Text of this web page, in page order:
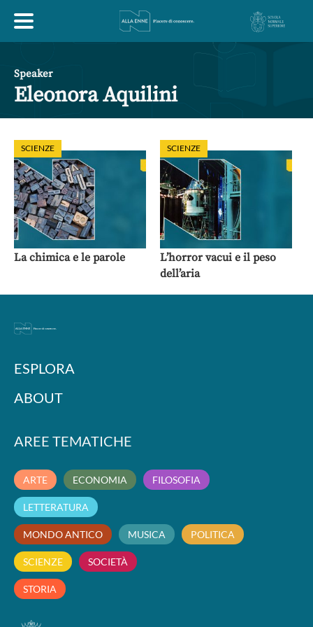
ESPLORA
ABOUT
ARTE ECONOMIA FILOSOFIA
LETTERATURA MONDO ANTICO MUSICA
SOCIETÀ
Speaker
Eleonora Aquilini
SCIENZE
La chimica e le parole
SCIENZE
L’horror vacui e il peso
dell’aria
ESPLORA
ABOUT
AREE TEMATICHE
ARTE ECONOMIA FILOSOFIA
LETTERATURA
MONDO ANTICO MUSICA POLITICA
SCIENZE SOCIETÀ
STORIA